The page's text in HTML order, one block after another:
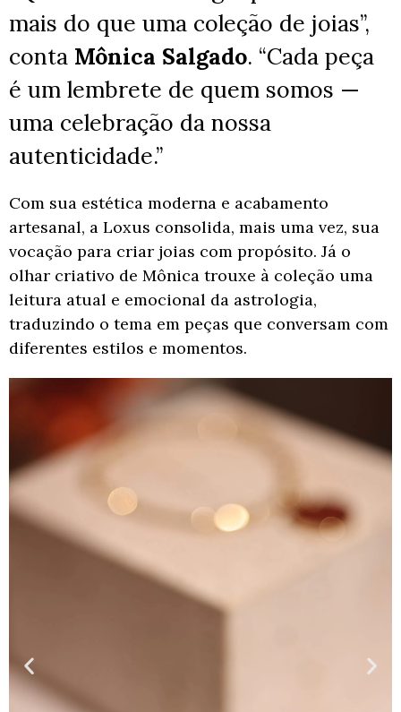
mais do que uma coleção de joias”,
conta Mônica Salgado. “Cada peça
é um lembrete de quem somos —
uma celebração da nossa
autenticidade.”
Com sua estética moderna e acabamento
artesanal, a Loxus consolida, mais uma vez, sua
vocação para criar joias com propósito. Já o
olhar criativo de Mônica trouxe à coleção uma
leitura atual e emocional da astrologia,
traduzindo o tema em peças que conversam com
diferentes estilos e momentos.